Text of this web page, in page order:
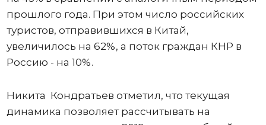
прошлого года. При этом число российских
туристов, отправившихся в Китай,
увеличилось на 62%, а поток граждан КНР в
Россию - на 10%.
Никита Кондратьев отметил, что текущая
динамика позволяет рассчитывать на